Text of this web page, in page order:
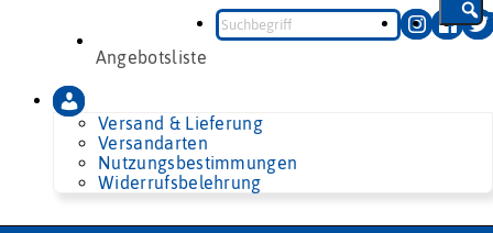
Angebotsliste
Versand & Lieferung
Versandarten
Nutzungsbestimmungen
Widerrufsbelehrung